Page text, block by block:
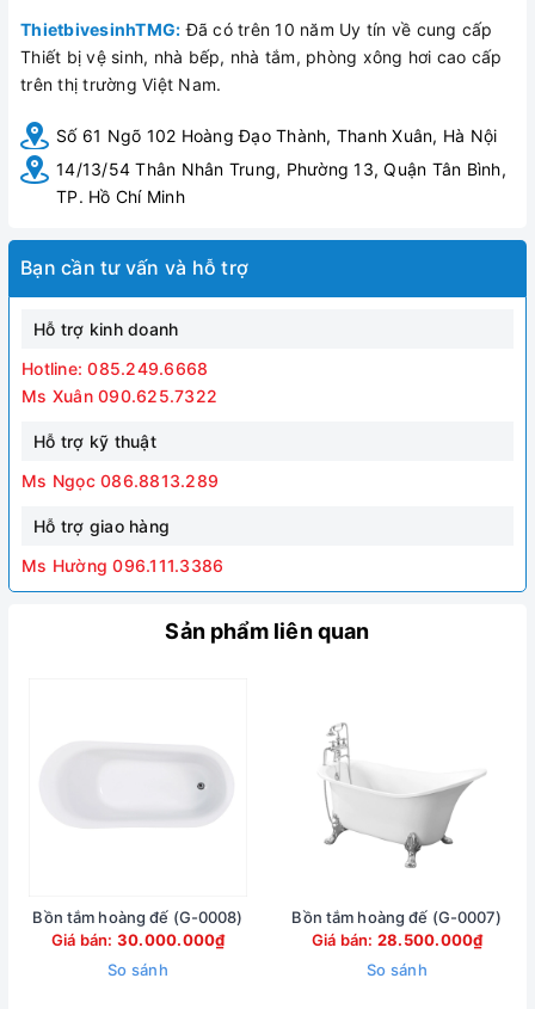
ThietbivesinhTMG: Đã có trên 10 năm Uy tín về cung cấp
Thiết bị vệ sinh, nhà bếp, nhà tắm, phòng xông hơi cao cấp
trên thị trường Việt Nam.
Số 61 Ngõ 102 Hoàng Đạo Thành, Thanh Xuân, Hà Nội
14/13/54 Thân Nhân Trung, Phường 13, Quận Tân Bình,
TP. Hồ Chí Minh
Bạn cần tư vấn và hỗ trợ
Hỗ trợ kinh doanh
Hotline: 085.249.6668
Ms Xuân 090.625.7322
Hỗ trợ kỹ thuật
Ms Ngọc 086.8813.289
Hỗ trợ giao hàng
Ms Hường 096.111.3386
Sản phẩm liên quan
Bồn tắm hoàng đế (G-0008)
Giá bán: 30.000.000₫
So sánh
Bồn tắm hoàng đế (G-0007)
Giá bán: 28.500.000₫
So sánh